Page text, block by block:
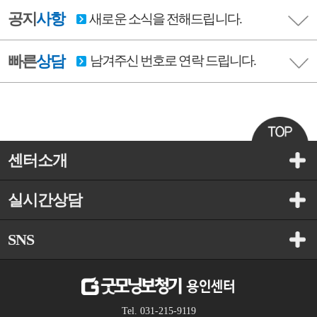
공지사항 새로운 소식을 전해드립니다.
빠른상담 남겨주신 번호로 연락 드립니다.
센터소개
실시간상담
SNS
Tel. 031-215-9119